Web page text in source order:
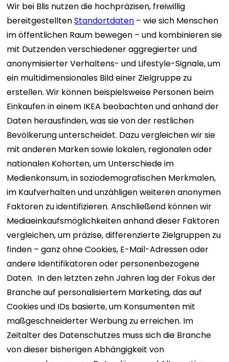
Wir bei Blis nutzen die hochpräzisen, freiwillig
bereitgestelltenStandortdaten – wie sich Menschen
im öffentlichen Raum bewegen – und kombinieren sie
mit Dutzenden verschiedener aggregierter und
anonymisierter Verhaltens- und Lifestyle-Signale, um
ein multidimensionales Bild einer Zielgruppe zu
erstellen. Wir können beispielsweise Personen beim
Einkaufen in einem IKEA beobachten und anhand der
Daten herausfinden, was sie von der restlichen
Bevölkerung unterscheidet. Dazu vergleichen wir sie
mit anderen Marken sowie lokalen, regionalen oder
nationalen Kohorten, um Unterschiede im
Medienkonsum, in soziodemografischen Merkmalen,
im Kaufverhalten und unzähligen weiteren anonymen
Faktoren zu identifizieren. Anschließend können wir
Mediaeinkaufsmöglichkeiten anhand dieser Faktoren
vergleichen, um präzise, ​​differenzierte Zielgruppen zu
finden – ganz ohne Cookies, E-Mail-Adressen oder
andere Identifikatoren oder personenbezogene
Daten. In den letzten zehn Jahren lag der Fokus der
Branche auf personalisiertem Marketing, das auf
Cookies und IDs basierte, um Konsumenten mit
maßgeschneiderter Werbung zu erreichen. Im
Zeitalter des Datenschutzes muss sich die Branche
von dieser bisherigen Abhängigkeit von